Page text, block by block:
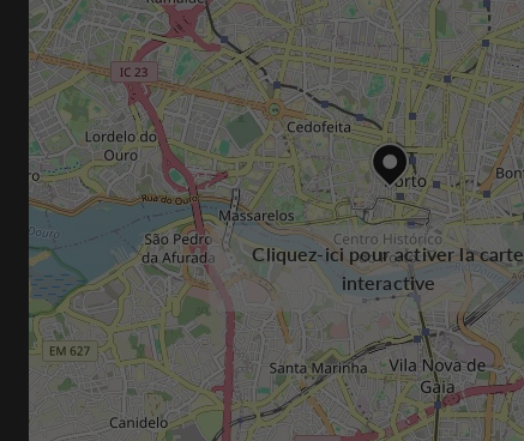
Cliquez-ici pour activer la carte
interactive